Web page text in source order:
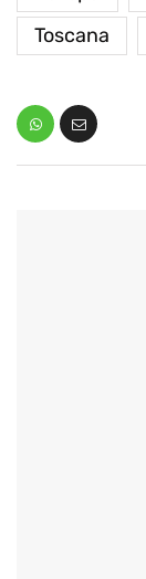
Toscana